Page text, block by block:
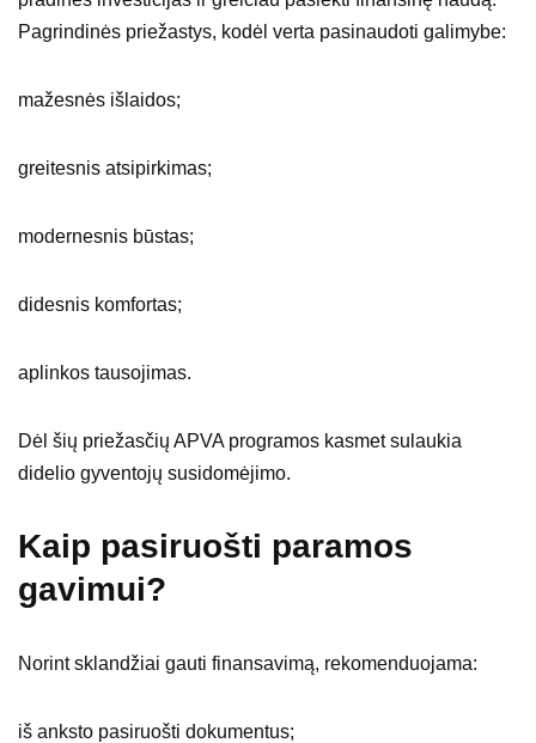
Pagrindinės priežastys, kodėl verta pasinaudoti galimybe:
mažesnės išlaidos;
greitesnis atsipirkimas;
modernesnis būstas;
didesnis komfortas;
aplinkos tausojimas.
Dėl šių priežasčių APVA programos kasmet sulaukia
didelio gyventojų susidomėjimo.
Kaip pasiruošti paramos
gavimui?
Norint sklandžiai gauti finansavimą, rekomenduojama:
iš anksto pasiruošti dokumentus;